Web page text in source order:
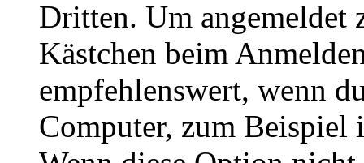
Dritten. Um angemeldet
Kästchen beim
empfehlenswert, wenn
Computer, zum Beispiel